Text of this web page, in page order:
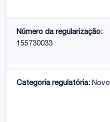
Número da regularização:
155730033
Categoria regulatória: Novo